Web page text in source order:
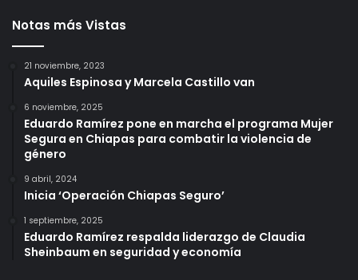
Notas más Vistas
21 noviembre, 2023
Aquiles Espinosa y Marcela Castillo van
6 noviembre, 2025
Eduardo Ramírez pone en marcha el programa Mujer
Segura en Chiapas para combatir la violencia de
género
9 abril, 2024
Inicia ‘Operación Chiapas Seguro’
1 septiembre, 2025
Eduardo Ramírez respalda liderazgo de Claudia
Sheinbaum en seguridad y economía